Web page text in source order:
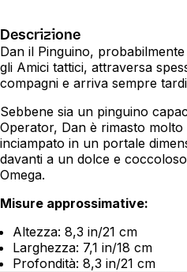
Descrizione
Dan il Pinguino,
gli Amici tattici, attraversa
compagni e arriva sempre
Sebbene sia un pinguino
Operator, Dan è rimasto
inciampato in un portale
davanti a un dolce e
Omega.
Misure approssimative:
Altezza: 8,3 in/21 cm
Larghezza: 7,1 in/18 cm
Profondità: 8,3 in/21 cm